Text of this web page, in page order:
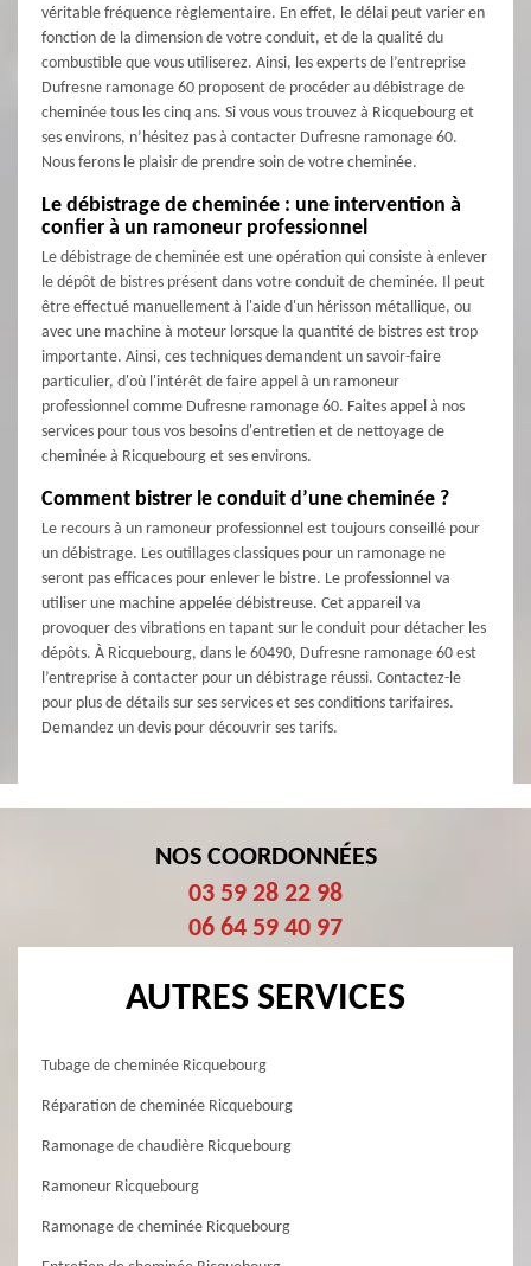
véritable fréquence règlementaire. En effet, le délai peut varier en
fonction de la dimension de votre conduit, et de la qualité du
combustible que vous utiliserez. Ainsi, les experts de l’entreprise
Dufresne ramonage 60 proposent de procéder au débistrage de
cheminée tous les cinq ans. Si vous vous trouvez à Ricquebourg et
ses environs, n’hésitez pas à contacter Dufresne ramonage 60.
Nous ferons le plaisir de prendre soin de votre cheminée.
Le débistrage de cheminée : une intervention à
confier à un ramoneur professionnel
Le débistrage de cheminée est une opération qui consiste à enlever
le dépôt de bistres présent dans votre conduit de cheminée. Il peut
être effectué manuellement à l'aide d'un hérisson métallique, ou
avec une machine à moteur lorsque la quantité de bistres est trop
importante. Ainsi, ces techniques demandent un savoir-faire
particulier, d'où l'intérêt de faire appel à un ramoneur
professionnel comme Dufresne ramonage 60. Faites appel à nos
services pour tous vos besoins d'entretien et de nettoyage de
cheminée à Ricquebourg et ses environs.
Comment bistrer le conduit d’une cheminée ?
Le recours à un ramoneur professionnel est toujours conseillé pour
un débistrage. Les outillages classiques pour un ramonage ne
seront pas efficaces pour enlever le bistre. Le professionnel va
utiliser une machine appelée débistreuse. Cet appareil va
provoquer des vibrations en tapant sur le conduit pour détacher les
dépôts. À Ricquebourg, dans le 60490, Dufresne ramonage 60 est
l’entreprise à contacter pour un débistrage réussi. Contactez-le
pour plus de détails sur ses services et ses conditions tarifaires.
Demandez un devis pour découvrir ses tarifs.
NOS COORDONNÉES
03 59 28 22 98
06 64 59 40 97
AUTRES SERVICES
Tubage de cheminée Ricquebourg
Réparation de cheminée Ricquebourg
Ramonage de chaudière Ricquebourg
Ramoneur Ricquebourg
Ramonage de cheminée Ricquebourg